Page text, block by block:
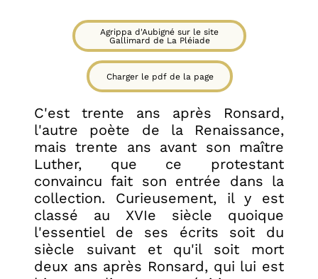
Charger le pdf de la page
Agrippa d'Aubigné sur le site
Gallimard de La Pléiade
C'est trente ans après Ronsard,
l'autre poète de la Renaissance,
mais trente ans avant son maître
Luther, que ce protestant
convaincu fait son entrée dans la
collection. Curieusement, il y est
classé au XVIe siècle quoique
l'essentiel de ses écrits soit du
siècle suivant et qu'il soit mort
deux ans après Ronsard, qui lui est